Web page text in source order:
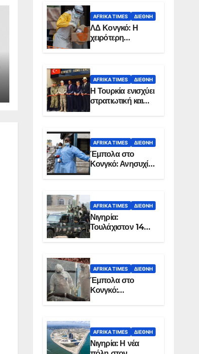
AFRIKA TIMES ΔΙΕΘΝΉ
ΛΔ Κονγκό: Η
χειρότερη
επιδημία Έμπολα
χώρας
AFRIKA TIMES ΔΙΕΘΝΉ
Η Τουρκία ενισχύει
στρατιωτική και
ενεργειακή
Σομαλία
AFRIKA TIMES ΔΙΕΘΝΉ
Έμπολα στο
Κονγκό: Ανησυχία
για τη μεγάλη
AFRIKA TIMES ΔΙΕΘΝΉ
Νιγηρία:
Τουλάχιστον 14
νεκροί από
στην Οτούκπο
AFRIKA TIMES ΔΙΕΘΝΉ
Έμπολα στο
Κονγκό:
Ξεπέρασαν τους
AFRIKA TIMES ΔΙΕΘΝΉ
Νιγηρία: Η νέα